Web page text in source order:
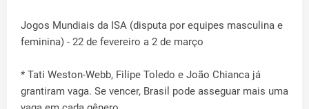
Jogos Mundiais da ISA (disputa por equipes masculina e
feminina) - 22 de fevereiro a 2 de março
* Tati Weston-Webb, Filipe Toledo e João Chianca já
grantiram vaga. Se vencer, Brasil pode asseguar mais uma